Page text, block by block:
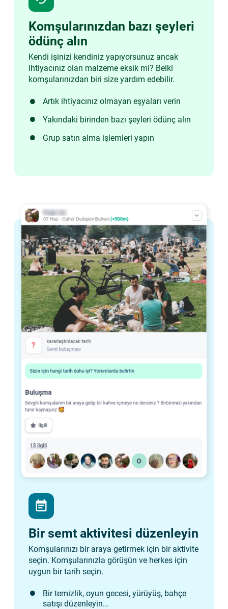
Komşularınızdan bazı şeyleri
ödünç alın
Kendi işinizi kendiniz yapıyorsunuz ancak
ihtiyacınız olan malzeme eksik mi? Belki
komşularınızdan biri size yardım edebilir.
Artık ihtiyacınız olmayan eşyaları verin
Yakındaki birinden bazı şeyleri ödünç alın
Grup satın alma işlemleri yapın
event_note
Bir semt aktivitesi düzenleyin
Komşularınızı bir araya getirmek için bir aktivite
seçin. Komşularınızla görüşün ve herkes için
uygun bir tarih seçin.
Bir temizlik, oyun gecesi, yürüyüş, bahçe
satışı düzenleyin...